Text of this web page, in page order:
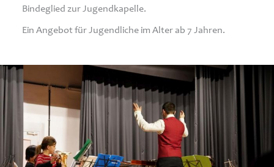
Bindeglied zur Jugendkapelle.
Ein Angebot für Jugendliche im Alter ab 7 Jahren.